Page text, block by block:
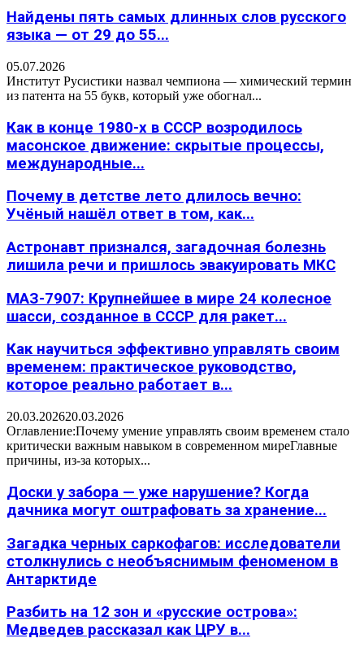
Найдены пять самых длинных слов русского
языка — от 29 до 55...
05.07.2026
Институт Русистики назвал чемпиона — химический термин
из патента на 55 букв, который уже обогнал...
Как в конце 1980-х в СССР возродилось
масонское движение: скрытые процессы,
международные...
Почему в детстве лето длилось вечно:
Учёный нашёл ответ в том, как...
Астронавт признался, загадочная болезнь
лишила речи и пришлось эвакуировать МКС
МАЗ-7907: Крупнейшее в мире 24 колесное
шасси, созданное в СССР для ракет...
Как научиться эффективно управлять своим
временем: практическое руководство,
которое реально работает в...
20.03.202620.03.2026
Оглавление:Почему умение управлять своим временем стало
критически важным навыком в современном миреГлавные
причины, из-за которых...
Доски у забора — уже нарушение? Когда
дачника могут оштрафовать за хранение...
Загадка черных саркофагов: исследователи
столкнулись с необъяснимым феноменом в
Антарктиде
Разбить на 12 зон и «русские острова»:
Медведев рассказал как ЦРУ в...